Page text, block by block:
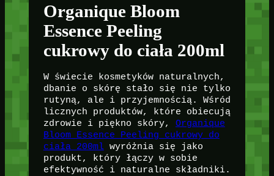
Organique Bloom
Essence Peeling
cukrowy do ciała 200ml
W świecie kosmetyków naturalnych,
dbanie o skórę stało się nie tylko
rutyną, ale i przyjemnością. Wśród
licznych produktów, które obiecują
zdrowie i piękno skóry, Organique
Bloom Essence Peeling cukrowy do
ciała 200mlwyróżnia się jako
produkt, który łączy w sobie
efektywność i naturalne składniki.